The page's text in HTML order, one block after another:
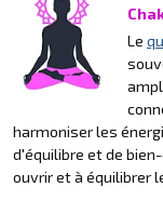
Le
harmoniser les
d'équilibre et de
ouvrir et à équilibrer